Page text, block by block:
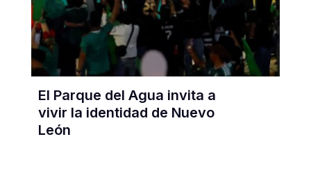
El Parque del Agua invita a
vivir la identidad de Nuevo
León